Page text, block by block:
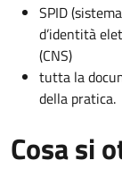
SPID
d’identità
(CNS)
tutta la
della pratica.
Cosa si